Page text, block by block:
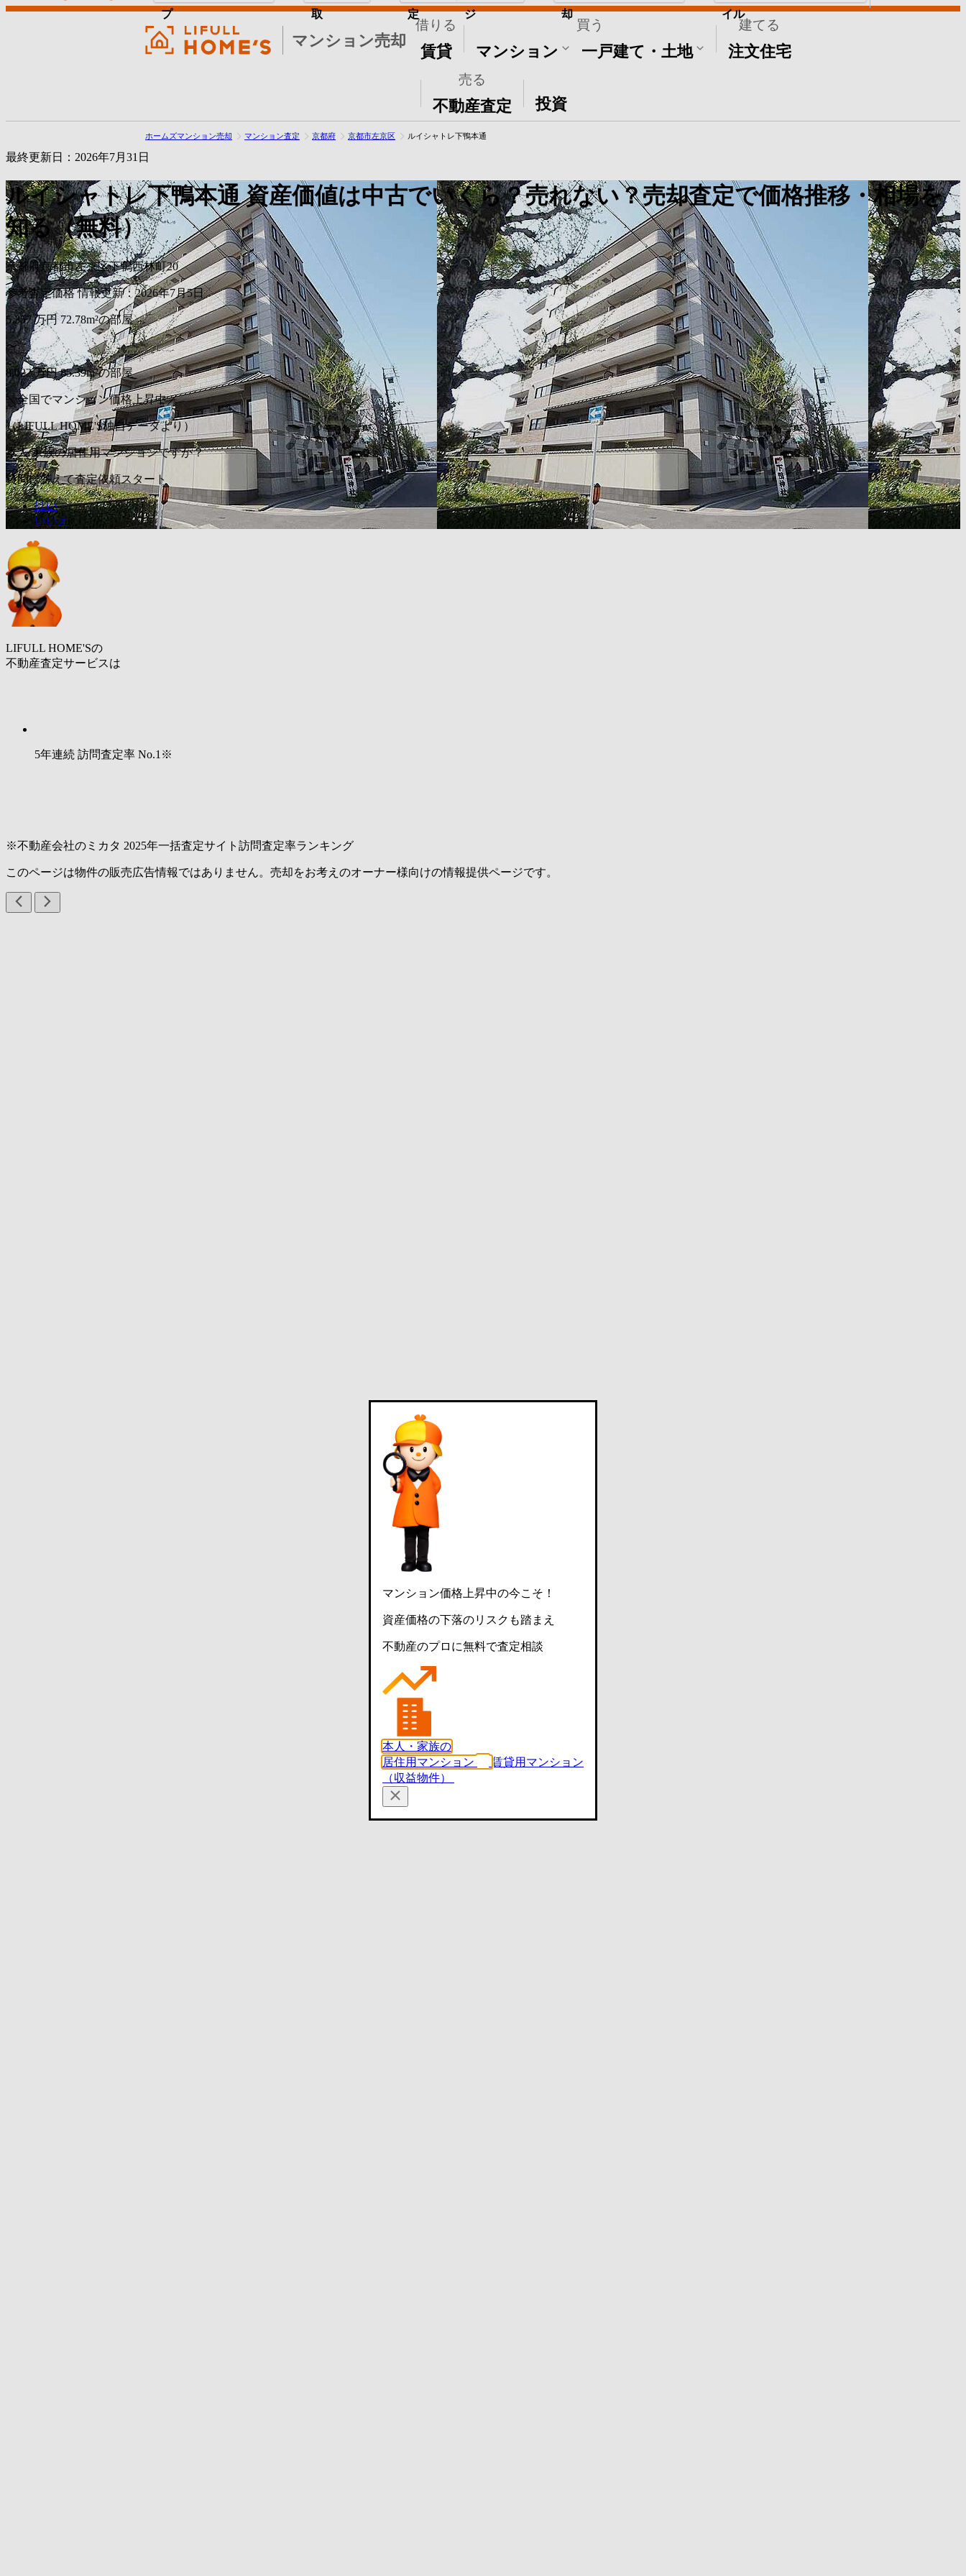
マンション売却
借りる
賃貸
買う
マンション 一戸建て・土地
建てる
注文住宅
売る
不動産査定
その他
投資
プ 取 定 ジ 却 イル
ホームズマンション売却 マンション査定 京都府 京都市左京区 ルイシャトレ下鴨本通
最終更新日：2026年7月31日
ルイシャトレ下鴨本通 資産価値は中古でいくら？売れない？売却査定で価格推移・相場を
知る（無料）
京都府京都市左京区下鴨西林町20
参考査定価格 情報更新：2026年7月5日
5,357 万円 72.78m²の部屋
〜
8,022 万円 85.39m²の部屋
＼全国でマンション価格上昇中／
（LIFULL HOME'S独自データより）
本人/家族の居住用マンションですか？
質問に答えて査定依頼スタート
はい
いいえ
LIFULL HOME'Sの
不動産査定サービスは
5年連続 訪問査定率 No.1 ※
※不動産会社のミカタ 2025年一括査定サイト訪問査定率ランキング
このページは物件の販売広告情報ではありません。売却をお考えのオーナー様向けの情報提供ページです。
マンション価格上昇中の今こそ！
資産価格の下落のリスクも踏まえ
不動産のプロに無料で査定相談
本人・家族の
居住用マンション
賃貸用マンション
（収益物件）